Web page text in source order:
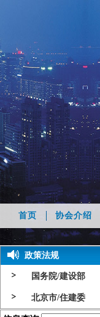
首页 协会介绍
政策法规
国务院/建设部
北京市/住建委